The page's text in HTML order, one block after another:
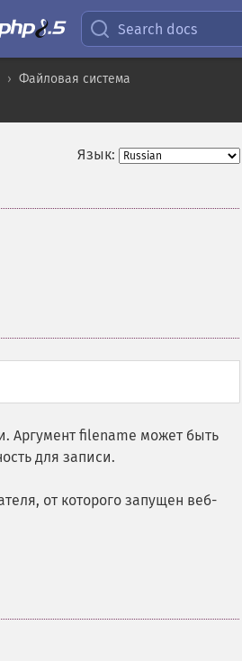
Search docs
Файловая система
Язык:
Аргумент filename может быть
для записи.
от которого запущен веб-